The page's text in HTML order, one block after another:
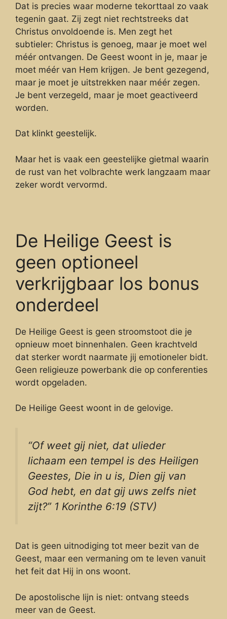
Dat is precies waar moderne tekorttaal zo vaak
tegenin gaat. Zij zegt niet rechtstreeks dat
Christus onvoldoende is. Men zegt het
subtieler: Christus is genoeg, maar je moet wel
méér ontvangen. De Geest woont in je, maar je
moet méér van Hem krijgen. Je bent gezegend,
maar je moet je uitstrekken naar méér zegen.
Je bent verzegeld, maar je moet geactiveerd
worden.
Dat klinkt geestelijk.
Maar het is vaak een geestelijke gietmal waarin
de rust van het volbrachte werk langzaam maar
zeker wordt vervormd.
De Heilige Geest is
geen optioneel
verkrijgbaar los bonus
onderdeel
De Heilige Geest is geen stroomstoot die je
opnieuw moet binnenhalen. Geen krachtveld
dat sterker wordt naarmate jij emotioneler bidt.
Geen religieuze powerbank die op conferenties
wordt opgeladen.
De Heilige Geest woont in de gelovige.
“Of weet gij niet, dat ulieder
lichaam een tempel is des Heiligen
Geestes, Die in u is, Dien gij van
God hebt, en dat gij uws zelfs niet
zijt?” 1 Korinthe 6:19 (STV)
Dat is geen uitnodiging tot meer bezit van de
Geest, maar een vermaning om te leven vanuit
het feit dat Hij in ons woont.
De apostolische lijn is niet: ontvang steeds
meer van de Geest.